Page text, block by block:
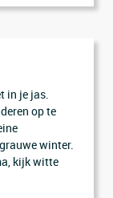
in je jas.
op te
winter.
kijk witte